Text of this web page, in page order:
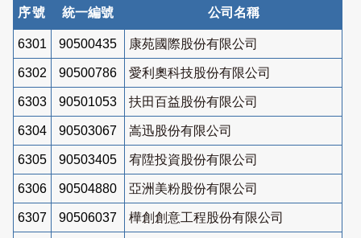
序號 統一編號 公司名稱
6301 90500435 康苑國際股份有限公司
6302 90500786 愛利奧科技股份有限公司
6303 90501053 扶田百益股份有限公司
6304 90503067 嵩迅股份有限公司
6305 90503405 宥陞投資股份有限公司
6306 90504880 亞洲美粉股份有限公司
6307 90506037 樺創創意工程股份有限公司